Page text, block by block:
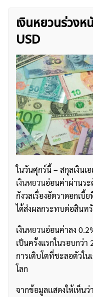
เงินหยวนร่วง
USD
ในวันศุกร์นี้ – สกุลเงินเ
เงินหยวนอ่อนค่าผ่านร
กังวลเรื่องอัตราดอกเ
ได้ส่งผลกระทบต่อสินท
เงินหยวนอ่อนค่าลง
เป็นครั้งแรกในรอบกว่า
การเติบโตที่ชะลอตัวใ
โลก
จากข้อมูลเเสดงให้เห็น